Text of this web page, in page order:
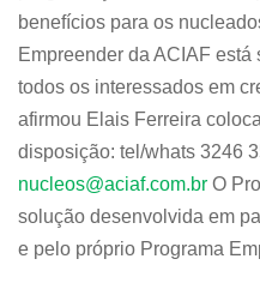
benefícios para os
Empreender da ACIAF está
todos os interessados em
afirmou Elais Ferreira
disposição: tel/whats 3246
nucleos@aciaf.com.br O
solução desenvolvida em
e pelo próprio Programa